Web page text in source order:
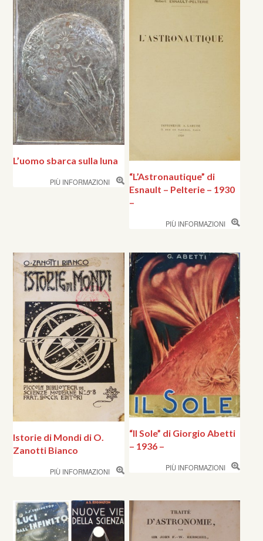
L’uomo sbarca sulla luna
PIÙ INFORMAZIONI
“L’Astronautique” di
Esnault – Pelterie – 1930
–
PIÙ INFORMAZIONI
Istorie di Mondi di O.
Zanotti Bianco
PIÙ INFORMAZIONI
“Il Sole” di Giorgio Abetti
– 1936 –
PIÙ INFORMAZIONI